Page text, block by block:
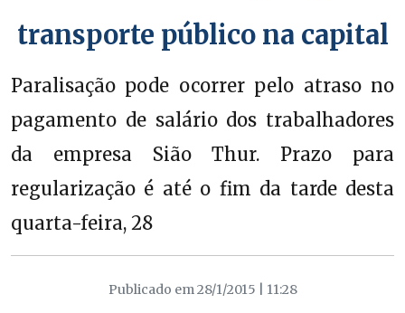
transporte público na capital
Paralisação pode ocorrer pelo atraso no
pagamento de salário dos trabalhadores
da empresa Sião Thur. Prazo para
regularização é até o fim da tarde desta
quarta-feira, 28
Publicado em 28/1/2015 | 11:28